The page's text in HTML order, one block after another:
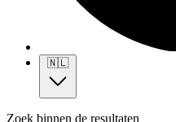
🇳🇱
Zoek binnen de resultaten